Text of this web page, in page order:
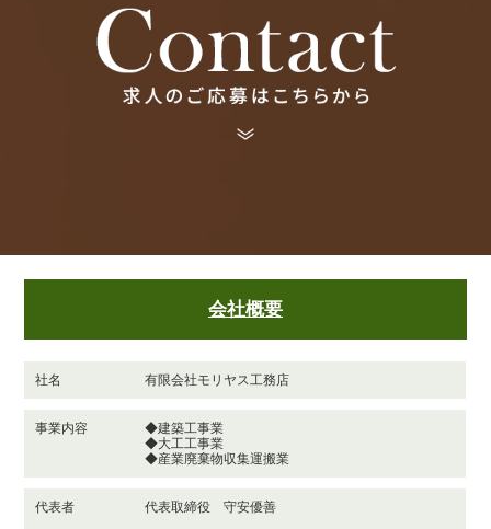
会社概要
社名 有限会社モリヤス工務店
事業内容
◆建築工事業
◆大工工事業
◆産業廃棄物収集運搬業
代表者
代表取締役 守安優善